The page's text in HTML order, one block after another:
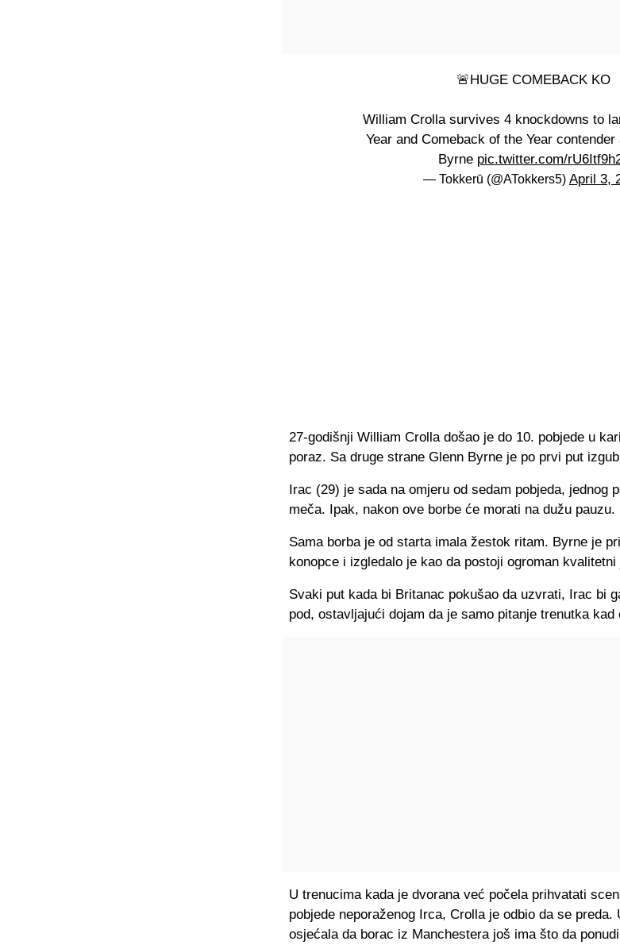
🚨HUGE COMEBACK KO
William Crolla survives 4 knockdowns to
Year and Comeback of the Year
Byrne pic.twitter.com/
— Tokkerū (@ATokkers5) April 3,
27-godišnji William Crolla došao je do 10. pobjede u
poraz. Sa druge strane Glenn Byrne je po prvi put
Irac (29) je sada na omjeru od sedam pobjeda, jednog
meča. Ipak, nakon ove borbe će morati na dužu pauzu.
Sama borba je od starta imala žestok ritam. Byrne je
konopce i izgledalo je kao da postoji ogroman
Svaki put kada bi Britanac pokušao da uzvrati, Irac bi
pod, ostavljajući dojam da je samo pitanje trenutka
U trenucima kada je dvorana već počela prihvatati
pobjede neporaženog Irca, Crolla je odbio da se
osjećala da borac iz Manchestera još ima što da